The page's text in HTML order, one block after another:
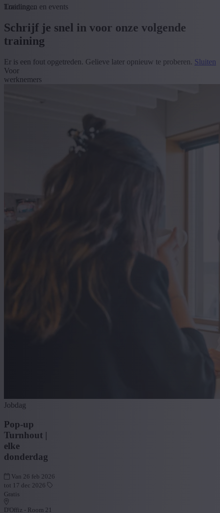
Loading...
Trainingen en events
Schrijf je snel in voor onze volgende
training
Er is een fout opgetreden. Gelieve later opnieuw te proberen. Sluiten
Voor
werknemers
Jobdag
Pop-up
Turnhout |
elke
donderdag
Van 26 feb 2026
tot 17 dec 2026
Gratis
D'Offiz - Room 21